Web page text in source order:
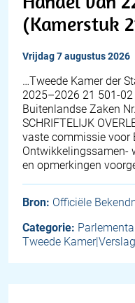
(Kamerstuk
vrijdag 7 augustus 2026
…Tweede Kamer der
2025–2026 21 501-02
Buitenlandse Zaken
SCHRIFTELIJK
vaste commissie voor
Ontwikkelingssamen-
en opmerkingen
Bron: Officiële
Categorie:
Tweede Kamer|Verslag